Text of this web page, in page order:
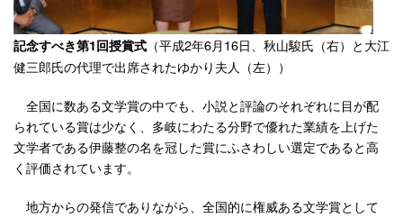
記念すべき第1回授賞式 （平成2年6月16日、秋山駿氏（右）と大江
健三郎氏の代理で出席されたゆかり夫人（左））
全国に数ある文学賞の中でも、小説と評論のそれぞれに目が配
られている賞は少なく、多岐にわたる分野で優れた業績を上げた
文学者である伊藤整の名を冠した賞にふさわしい選定であると高
く評価されています。
地方からの発信でありながら、全国的に権威ある文学賞として